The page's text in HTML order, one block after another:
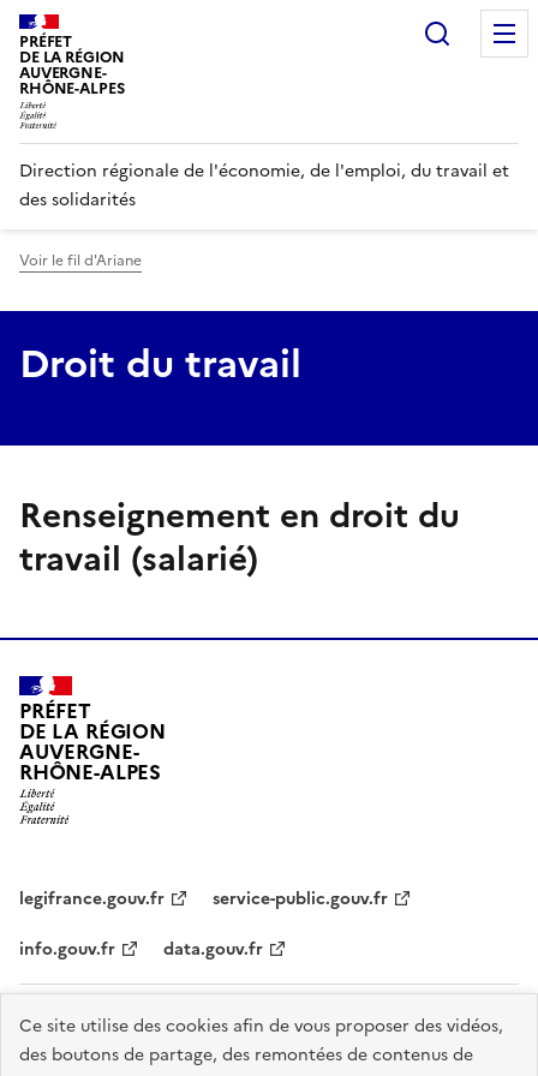
Panneau de gestion des cookies
Ce site utilise des cookies afin de vous proposer des vidéos,
des boutons de partage, des remontées de contenus de
PRÉFET
DE LA RÉGION
AUVERGNE-
RHÔNE-ALPES
Direction régionale de l'économie, de l'emploi, du travail et
des solidarités
Voir le fil d'Ariane
Droit du travail
Renseignement en droit du
travail (salarié)
PRÉFET
DE LA RÉGION
AUVERGNE-
RHÔNE-ALPES
legifrance.gouv.fr
service-public.gouv.fr
info.gouv.fr
data.gouv.fr
Plan du site Données personnelles et cookies
Accessibilité :
partiellement conforme
Mentions légales Gestion des cookies